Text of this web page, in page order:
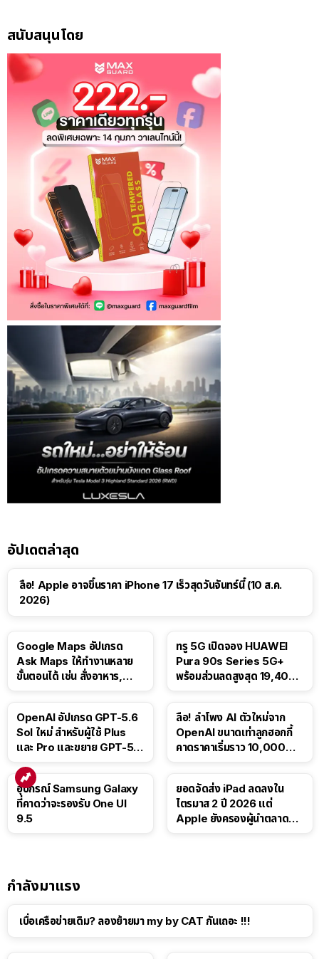
สนับสนุนโดย
อัปเดตล่าสุด
ลือ! Apple อาจขึ้นราคา iPhone 17 เร็วสุดวันจันทร์นี้ (10 ส.ค.
2026)
Google Maps อัปเกรด
Ask Maps ให้ทำงานหลาย
ขั้นตอนได้ เช่น สั่งอาหาร,
ทรู 5G เปิดจอง HUAWEI
Pura 90s Series 5G+
พร้อมส่วนลดสูงสุด 19,400
OpenAI อัปเกรด GPT-5.6
Sol ใหม่ สำหรับผู้ใช้ Plus
และ Pro และขยาย GPT-5.6
ลือ! ลำโพง AI ตัวใหม่จาก
OpenAI ขนาดเท่าลูกฮอกกี้
คาดราคาเริ่มราว 10,000
อุปกรณ์ Samsung Galaxy
ที่คาดว่าจะรองรับ One UI
9.5
ยอดจัดส่ง iPad ลดลงใน
ไตรมาส 2 ปี 2026 แต่
Apple ยังครองผู้นำตลาด
กำลังมาแรง
เบื่อเครือข่ายเดิม? ลองย้ายมา my by CAT กันเถอะ !!!